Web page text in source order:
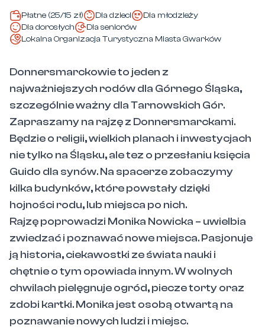
Płatne (25/15 zł) Dla dzieci
Dla młodzieży
Dla dorosłych
Dla seniorów
Lokalna Organizacja Turystyczna Miasta Gwarków
Donnersmarckowie to jeden z
najważniejszych rodów dla Górnego Śląska,
szczególnie ważny dla Tarnowskich Gór.
Zapraszamy na rajzę z Donnersmarckami.
Będzie o religii, wielkich planach i inwestycjach
nie tylko na Śląsku, ale tez o przesłaniu księcia
Guido dla synów. Na spacerze zobaczymy
kilka budynków, które powstały dzięki
hojności rodu, lub miejsca po nich.
Rajzę poprowadzi Monika Nowicka – uwielbia
zwiedzać i poznawać nowe miejsca. Pasjonuje
ją historia, ciekawostki ze świata nauki i
chętnie o tym opowiada innym. W wolnych
chwilach pielęgnuje ogród, piecze torty oraz
zdobi kartki. Monika jest osobą otwartą na
poznawanie nowych ludzi i miejsc.